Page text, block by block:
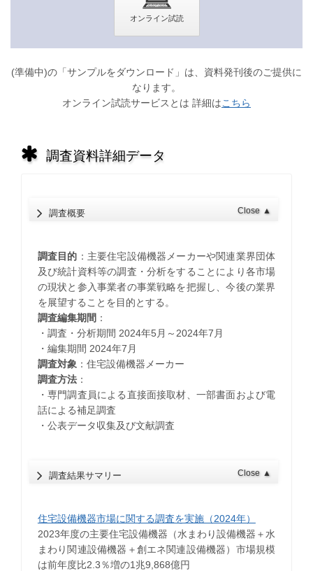
(準備中)の「サンプルをダウンロード」は、資料発刊後のご提供に
なります。
オンライン試読サービスとは 詳細はこちら
調査資料詳細データ
調査概要 Close ▲
調査目的 ：主要住宅設備機器メーカーや関連業界団体
及び統計資料等の調査・分析をすることにより各市場
の現状と参入事業者の事業戦略を把握し、今後の業界
を展望することを目的とする。
調査編集期間 ：
・調査・分析期間 2024年5月～2024年7月
・編集期間 2024年7月
調査対象 ：住宅設備機器メーカー
調査方法：
・専門調査員による直接面接取材、一部書面および電
話による補足調査
・公表データ収集及び文献調査
調査結果サマリー Close ▲
住宅設備機器市場に関する調査を実施（2024年）
2023年度の主要住宅設備機器（水まわり設備機器＋水
まわり関連設備機器＋創エネ関連設備機器）市場規模
は前年度比2.3％増の1兆9,868億円